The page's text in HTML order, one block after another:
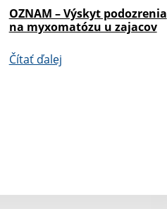
OZNAM – Výskyt podozrenia
na myxomatózu u zajacov
Čítať ďalej